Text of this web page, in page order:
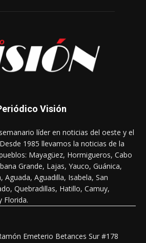
Visión
líder en noticias del oeste y el
1985 llevamos la noticias de la
Mayagüez, Hormigueros, Cabo
Grande, Lajas, Yauco, Guánica,
Aguada, Aguadilla, Isabela, San
Quebradillas, Hatillo, Camuy,
Florida.
Emeterio Betances Sur #178